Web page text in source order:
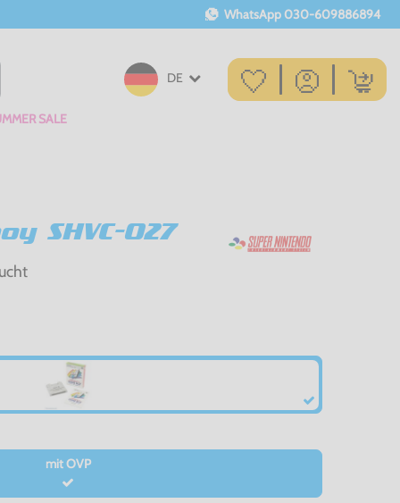
WhatsApp 030-609886894
DE
SALE
SHVC-027
mit OVP